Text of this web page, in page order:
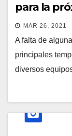
para la
MAR 26, 2021
A falta de
principales
diversos